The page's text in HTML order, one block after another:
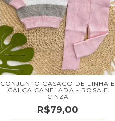
CONJUNTO CASACO DE LINHA E
CALÇA CANELADA - ROSA E
CINZA
R$79,00